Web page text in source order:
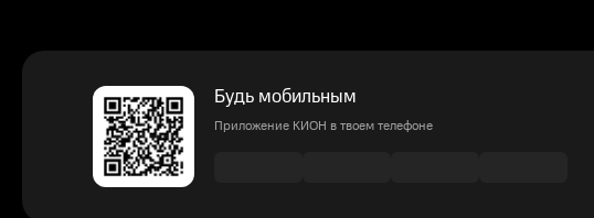
Будь мобильным
Приложение КИОН в твоем телефоне